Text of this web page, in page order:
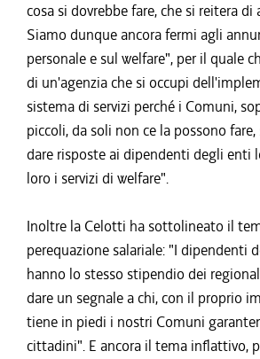
cosa si dovrebbe fare, che si reitera di
Siamo dunque ancora fermi agli
personale e sul welfare", per il quale
di un'agenzia che si occupi
sistema di servizi perché i Comuni,
piccoli, da soli non ce la possono fare,
dare risposte ai dipendenti degli enti
loro i servizi di welfare".
Inoltre la Celotti ha sottolineato il
perequazione salariale: "I dipendenti
hanno lo stesso stipendio dei
dare un segnale a chi, con il proprio
tiene in piedi i nostri Comuni
cittadini". E ancora il tema inflattivo,